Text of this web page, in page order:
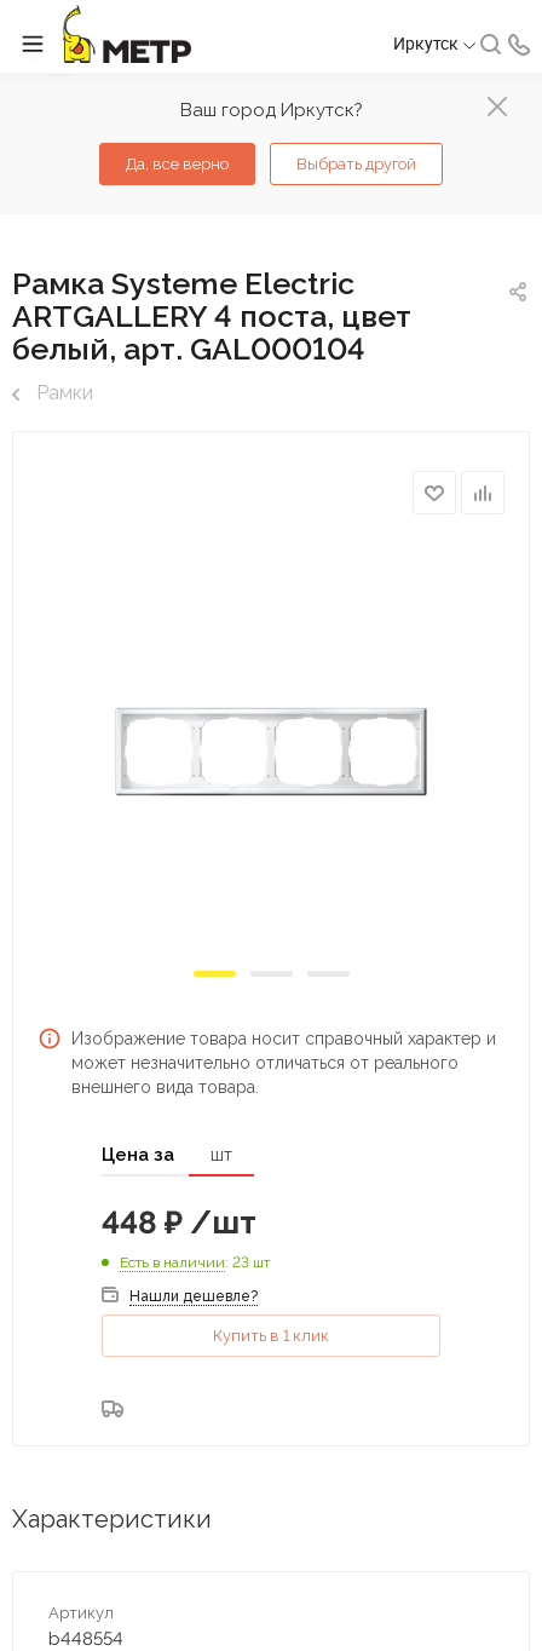
Ваш город Иркутск?
Да, все верно Выбрать другой
Иркутск
Рамка Systeme Electric
ARTGALLERY 4 поста, цвет
белый, арт. GAL000104
Рамки
Изображение товара носит справочный характер и
может незначительно отличаться от реального
внешнего вида товара.
Цена за шт
448 ₽ /шт
Есть в наличии: 23 шт
Нашли дешевле?
Купить в 1 клик
Характеристики
Артикул
b448554